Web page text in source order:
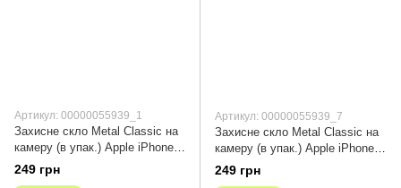
Артикул: 00000055939_1
Захисне скло Metal Classic на
камеру (в упак.) Apple iPhone
14 (6.1"") / 14 Plus (6.7"")
Чорний / Midnight
249 грн
Артикул: 00000055939_7
Захисне скло Metal Classic на
камеру (в упак.) Apple iPhone
14 (6.1"") / 14 Plus (6.7"")
(Срібний / Silver)
249 грн